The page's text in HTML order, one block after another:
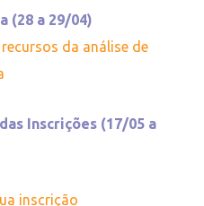
(28 a 29/04)
da análise de
Inscrições (17/05 a
inscrição